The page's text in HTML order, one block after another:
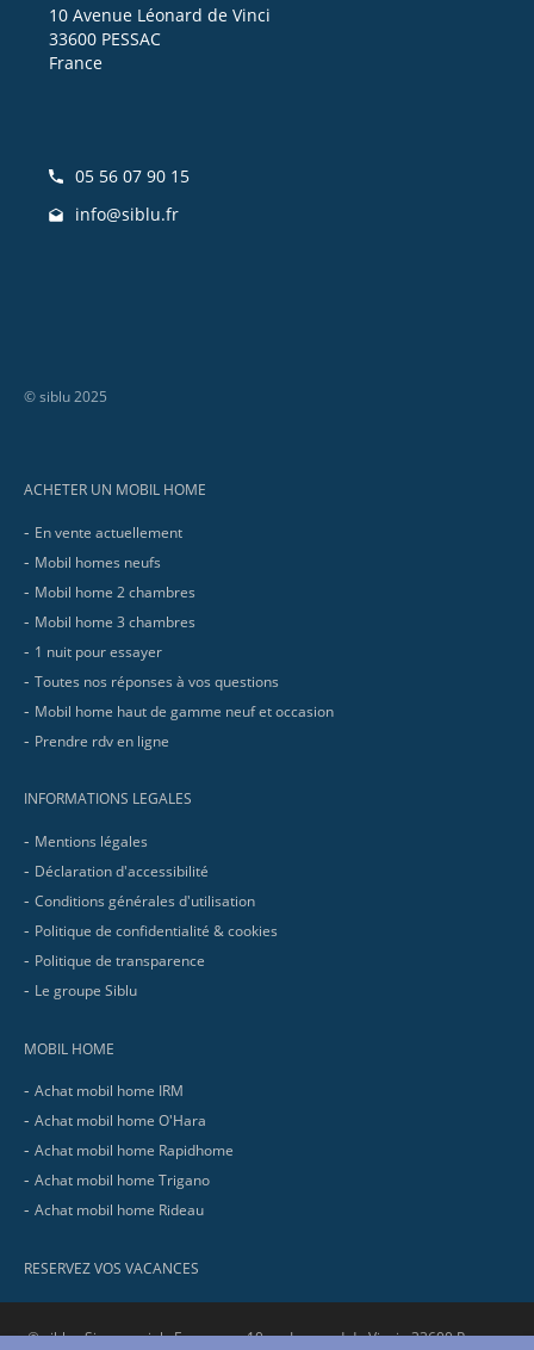
10 Avenue Léonard de Vinci
33600 PESSAC
France
05 56 07 90 15
info@siblu.fr
© siblu 2025
ACHETER UN MOBIL HOME
En vente actuellement
Mobil homes neufs
Mobil home 2 chambres
Mobil home 3 chambres
1 nuit pour essayer
Toutes nos réponses à vos questions
Mobil home haut de gamme neuf et occasion
Prendre rdv en ligne
INFORMATIONS LEGALES
Mentions légales
Déclaration d'accessibilité
Conditions générales d'utilisation
Politique de confidentialité & cookies
Politique de transparence
Le groupe Siblu
MOBIL HOME
Achat mobil home IRM
Achat mobil home O'Hara
Achat mobil home Rapidhome
Achat mobil home Trigano
Achat mobil home Rideau
RESERVEZ VOS VACANCES
© siblu . Siege social : Europarc - 10 av. Leonard de Vinci - 33600 Pessac.